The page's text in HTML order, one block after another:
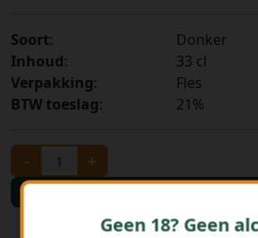
Soort:
Donker
Inhoud:
33 cl
Verpakking:
Fles
BTW toeslag: 21%
- +
Geen 18? Geen